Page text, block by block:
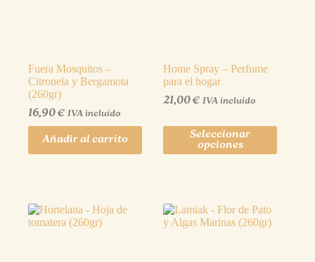
Fuera Mosquitos –
Citronela y Bergamota
(260gr)
16,90€ IVA incluído
Añadir al carrito
Home Spray – Perfume
para el hogar
21,00€ IVA incluído
Seleccionar
opciones